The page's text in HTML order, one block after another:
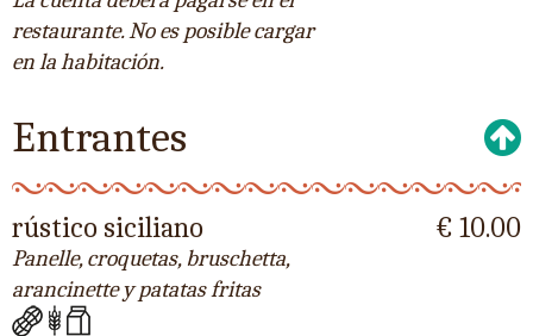
restaurante. No es posible cargar
en la habitación.
Entrantes
rústico siciliano
Panelle, croquetas, bruschetta,
arancinette y patatas fritas
€ 10.00